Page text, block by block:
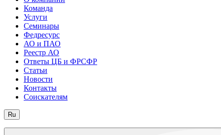
Команда
Услуги
Семинары
Федресурс
АО и ПАО
Реестр АО
Ответы ЦБ и ФРСФР
Статьи
Новости
Контакты
Соискателям
Ru